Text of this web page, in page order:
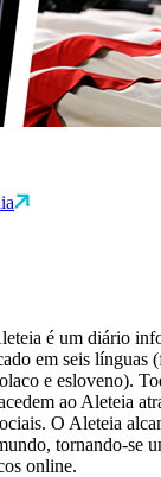
é um diário
em seis línguas
e esloveno).
ao Aleteia
O Aleteia
tornando-se
online.